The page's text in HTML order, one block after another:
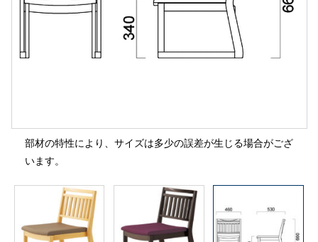
部材の特性により、サイズは多少の誤差が生じる場合がござ
います。